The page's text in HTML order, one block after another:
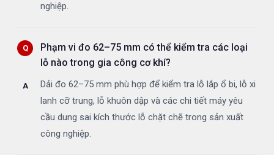
nghiệp.
Phạm vi đo 62–75 mm có thể kiểm tra các loại
lỗ nào trong gia công cơ khí?
Dải đo 62–75 mm phù hợp để kiểm tra lỗ lắp ổ bi, lỗ xi
lanh cỡ trung, lỗ khuôn dập và các chi tiết máy yêu
cầu dung sai kích thước lỗ chặt chẽ trong sản xuất
công nghiệp.